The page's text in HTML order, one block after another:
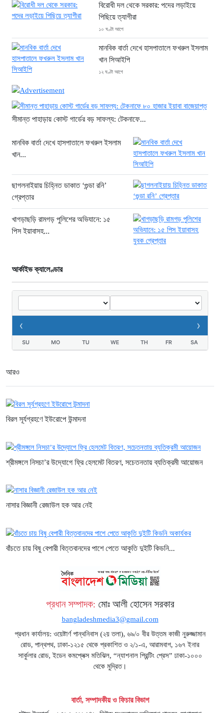
বিরোধী দল থেকে সরকার: পদের লড়াইয়ে
পিছিয়ে ত্যাগীরা
১০ ঘণ্টা আগে
মানবিক বার্তা দেখে হাসপাতালে ফখরুল ইসলাম
খান সিআইপি
১২ ঘণ্টা আগে
গ্রেপ্তার
১২ ঘণ্টা আগে
শ্রমিকদের গণবিক্ষোভ
গ্রিসের উপকূলে ১৬৮ অভিবাসী উদ্ধার:
ভেতরে ৭২ বাংলাদেশি
“১/১১-তে তারেক রহমানকে আয়নাঘরে বন্দি
রাখা হয়: চিফ প্রসিকিউটর”
দল
১৪ ঘণ্টা আগে
জুলাই জাদুঘরে দলীয় ইতিহাসের ঠাঁই হবে না:
১৫ ঘণ্টা আগে
সীমান্ত পাহাড়ায় কোস্ট গার্ডের বড় সাফল্য: টেকনাফে...
মানবিক বার্তা দেখে হাসপাতালে ফখরুল ইসলাম
খান...
ছাগলনাইয়ায় চিহ্নিত ডাকাত ‘গুন্ডা রনি’
গ্রেপ্তার
খাগড়াছড়ি রামগড় পুলিশের অভিযানে: ১৫
পিস ইয়াবাসহ...
আর্কাইভ ক্যালেণ্ডার
‹ ›
SU MO TU WE TH FR SA
আরও
বিরল সূর্যগ্রহণে ইউরোপে উন্মাদনা
শ্রীমঙ্গলে নিসচা’র উদ্যোগে ফ্রি হেলমেট বিতরণ, সচেতনতায় ব্যতিক্রমী আয়োজন
নাসার বিজ্ঞানী রেজাউল হক আর নেই
বাঁচতে চায় বিষু বেপারী বিত্তবানদের পাশে পেতে আকুতি দুইটি কিডনি...
প্রধান সম্পাদক: মোঃ আলী হোসেন সরকার
bangladeshmedia3@gmail.com
প্রধান কার্যালয়: ওয়েষ্টার্ণ পান্থনিবাস (২য় তলা), ৬৯/০ বীর উত্তম কাজী নুরুজ্জামান
রোড, পান্থপথ, ঢাকা-১২১৫ থেকে প্রকাশিত ও ২/১-এ, আরামবাগ, ১৬৭ ইনার
সার্কুলার রোড, ইডেন কমপ্লেক্স মতিঝিল, “ন্যাশনাল প্রিন্টিং প্রেস” ঢাকা-১০০০
থেকে মুদ্রিত।
বার্তা, সম্পাদকীয় ও ফিচার বিভাগ